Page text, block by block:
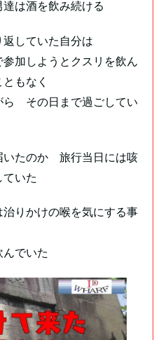
は酒を飲み続ける
返していた自分は
加しようとクスリを飲ん
もなく
その日まで過ごしてい
たのか 旅行当日には咳
いた
りかけの喉を気にする事
でいた